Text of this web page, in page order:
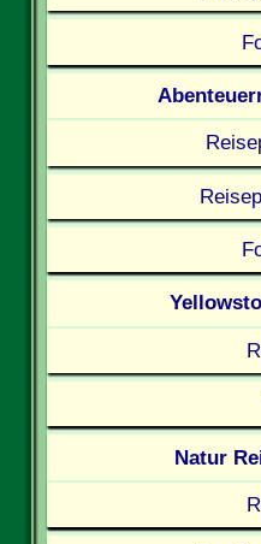
Natur